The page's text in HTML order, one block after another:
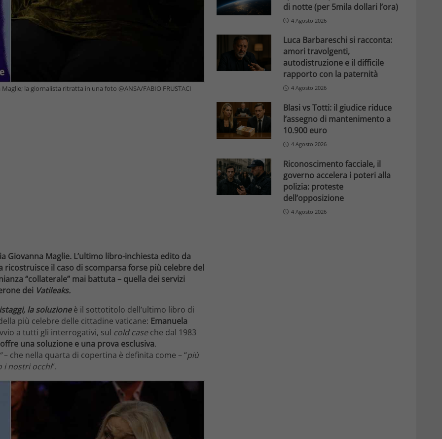
la giornalista ritratta in una foto @ANSA/FABIO FRUSTACI
Giovanna Maglie. L’ultimo libro-inchiesta edito da
il caso di scomparsa forse più celebre del
“collaterale” mai battuta – quella dei servizi
dei Vatileaks.
la soluzione è il sottotitolo dell’ultimo libro di
più celebre delle cittadine vaticane: Emanuela
a tutti gli interrogativi, sul cold caseche dal 1983
offre una soluzione e una prova esclusiva.
– che nella quarta di copertina è definita come – “più
i nostri occhi“.
di notte (per 5mila dollari l’ora)
4 Agosto 2026
Luca Barbareschi si racconta:
amori travolgenti,
autodistruzione e il difficile
rapporto con la paternità
4 Agosto 2026
Blasi vs Totti: il giudice riduce
l’assegno di mantenimento a
10.900 euro
4 Agosto 2026
Riconoscimento facciale, il
governo accelera i poteri alla
polizia: proteste
dell’opposizione
4 Agosto 2026